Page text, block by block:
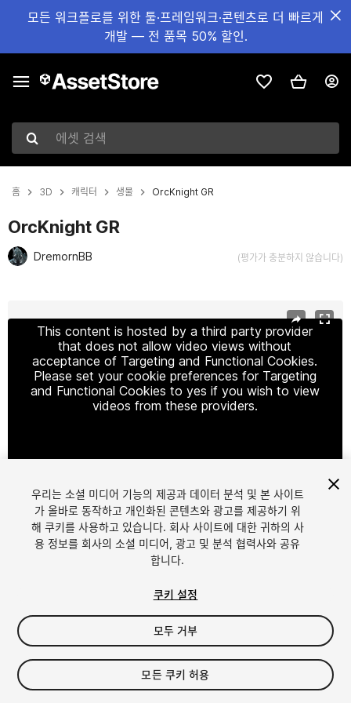
모든 워크플로를 위한 툴·프레임워크·콘텐츠로 더 빠르게
개발 — 전 품목 50% 할인.
에셋 검색
홈 3D 캐릭터 생물 OrcKnight GR
OrcKnight GR
DremornBB (평가가 충분하지 않습니다)
This content is hosted by a third party provider
that does not allow video views without
acceptance of Targeting and Functional Cookies.
Please set your cookie preferences for Targeting
and Functional Cookies to yes if you wish to view
videos from these providers.
1/25
$40
세금/부가세는 결제 시 반영됩니다.
우리는 소셜 미디어 기능의 제공과 데이터 분석 및 본 사이트
가 올바로 동작하고 개인화된 콘텐츠와 광고를 제공하기 위
해 쿠키를 사용하고 있습니다. 회사 사이트에 대한 귀하의 사
용 정보를 회사의 소셜 미디어, 광고 및 분석 협력사와 공유
합니다.
쿠키 설정
모두 거부
모든 쿠키 허용